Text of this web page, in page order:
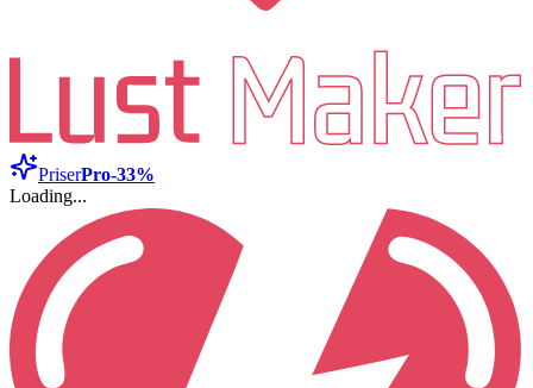
PriserPro-33%
Loading...